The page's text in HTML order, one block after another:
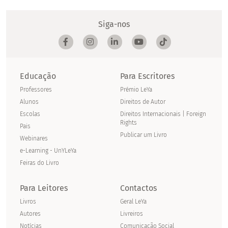
Siga-nos
Educação
Professores
Alunos
Escolas
Pais
Webinares
e-Learning - UnYLeYa
Feiras do Livro
Para Escritores
Prémio LeYa
Direitos de Autor
Direitos Internacionais | Foreign
Rights
Publicar um Livro
Para Leitores
Livros
Autores
Notícias
Contactos
Geral LeYa
Livreiros
Comunicação Social